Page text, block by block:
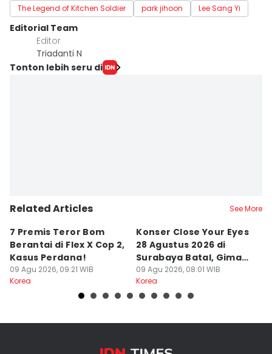
The Legend of Kitchen Soldier park jihoon Lee Sang Yi
Editorial Team
Editor
Triadanti N
Tonton lebih seru di
Related Articles See More
7 Premis Teror Bom
Berantai di Flex X Cop 2,
Kasus Perdana!
09 Agu 2026, 09:21 WIB
Korea
⁠Konser Close Your Eyes
28 Agustus 2026 di
Surabaya Batal, Gimana
Jakarta?
09 Agu 2026, 08:01 WIB
Korea